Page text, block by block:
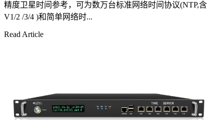
精度卫星时间参考，可为数万台标准网络时间协议(NTP,含
V1/2 /3/4 )和简单网络时...
Read Article